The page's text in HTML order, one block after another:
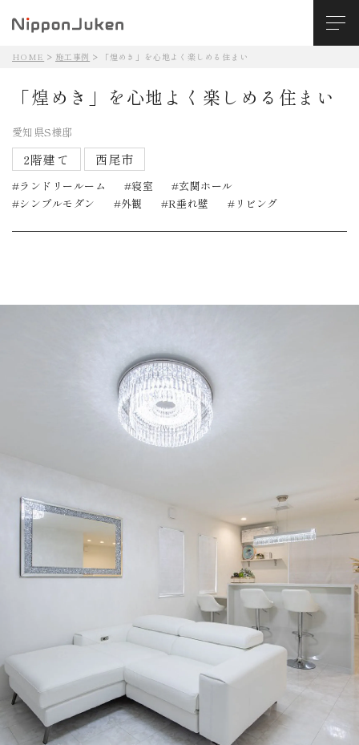
HOME 施工事例 「煌めき」を心地よく楽しめる住まい
「煌めき」を心地よく楽しめる住まい
愛知県S様邸
2階建て 西尾市
ランドリールーム 寝室
玄関ホール
シンプルモダン
外観 R垂れ壁 リビング